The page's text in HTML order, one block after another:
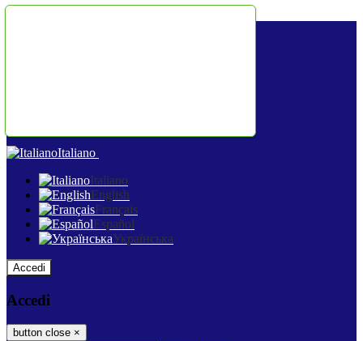
Italiano
Italiano
English
Français
Español
Українська
Accedi
Accedi
button close ×